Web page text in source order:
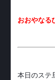
おおやなる
本日のステ